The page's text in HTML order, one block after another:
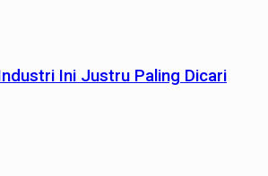
Ini Justru Paling Dicari